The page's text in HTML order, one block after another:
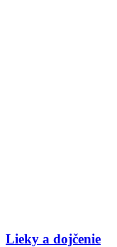
Lieky a dojčenie